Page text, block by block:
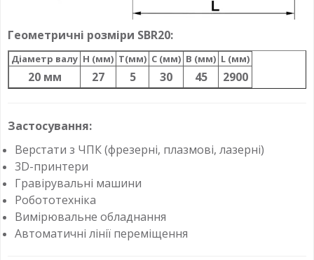
Геометричні розміри SBR20:
Діаметр валу H (мм) T(мм) C (мм) B (мм) L (мм)
20 мм 27 5 30 45 2900
Застосування:
Верстати з ЧПК (фрезерні, плазмові, лазерні)
3D-принтери
Гравірувальні машини
Робототехніка
Вимірювальне обладнання
Автоматичні лінії переміщення